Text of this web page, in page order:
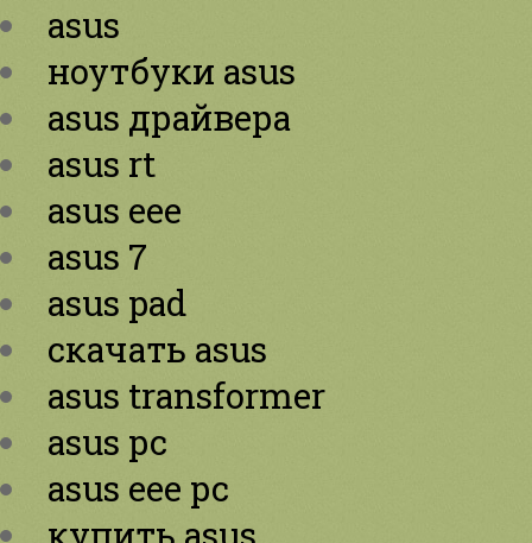
asus
ноутбуки asus
asus драйвера
asus rt
asus eee
asus 7
asus pad
скачать asus
asus transformer
asus pc
asus eee pc